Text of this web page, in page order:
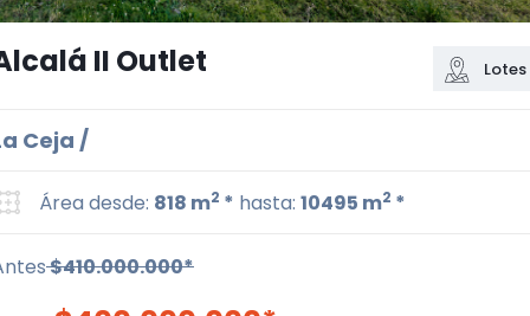
II Outlet Lotes
Ceja /
Área desde: 818 m2 * hasta: 10495 m2 *
$410.000.000*